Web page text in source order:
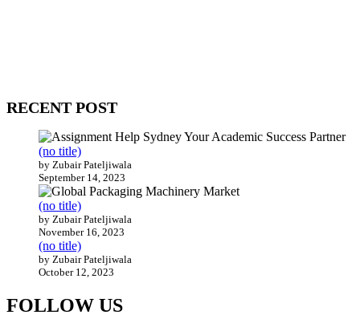
RECENT POST
(no title)
by Zubair Pateljiwala
September 14, 2023
(no title)
by Zubair Pateljiwala
November 16, 2023
(no title)
by Zubair Pateljiwala
October 12, 2023
FOLLOW US